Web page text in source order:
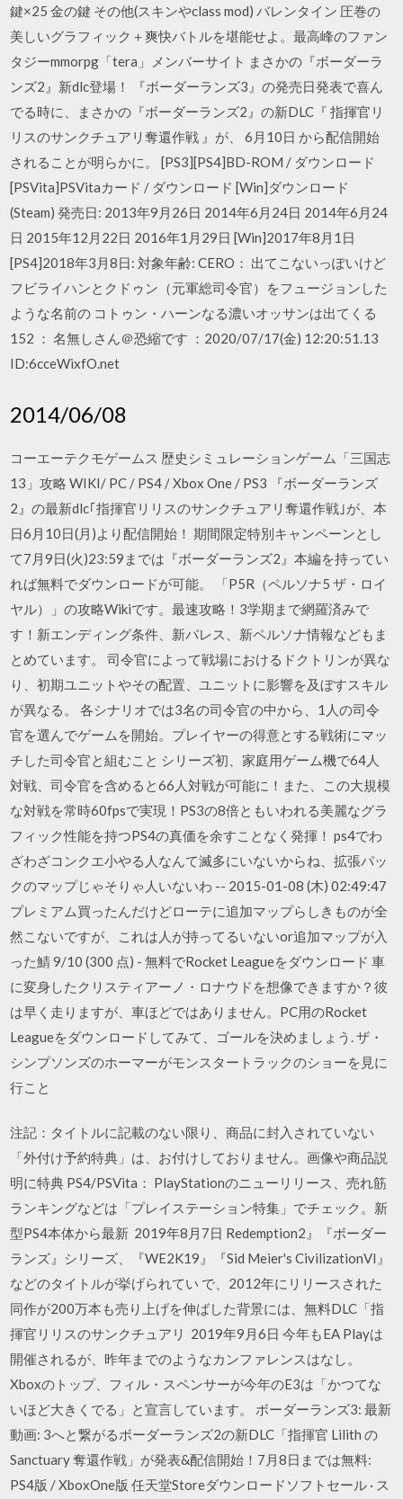
鍵×25 金の鍵 その他(スキンやclass mod) バレンタイン 圧巻の
美しいグラフィック＋爽快バトルを堪能せよ。最高峰のファン
タジーmmorpg「tera」メンバーサイト まさかの『ボーダーラ
ンズ2』新dlc登場！ 『ボーダーランズ3』の発売日発表で喜ん
でる時に、まさかの『ボーダーランズ2』の新DLC『 指揮官リ
リスのサンクチュアリ奪還作戦 』が、 6月10日 から配信開始
されることが明らかに。 [PS3][PS4]BD-ROM / ダウンロード
[PSVita]PSVitaカード / ダウンロード [Win]ダウンロード
(Steam) 発売日: 2013年9月26日 2014年6月24日 2014年6月24
日 2015年12月22日 2016年1月29日 [Win]2017年8月1日
[PS4]2018年3月8日: 対象年齢: CERO： 出てこないっぽいけど
フビライハンとクドゥン（元軍総司令官）をフュージョンした
ような名前の コトゥン・ハーンなる濃いオッサンは出てくる
152 ： 名無しさん＠恐縮です ：2020/07/17(金) 12:20:51.13
ID:6cceWixfO.net
2014/06/08
コーエーテクモゲームス 歴史シミュレーションゲーム「三国志
13」攻略 WIKI/ PC / PS4 / Xbox One / PS3 『ボーダーランズ
2』の最新dlc｢指揮官リリスのサンクチュアリ奪還作戦｣が、本
日6月10日(月)より配信開始！ 期間限定特別キャンペーンとし
て7月9日(火)23:59までは『ボーダーランズ2』本編を持ってい
れば無料でダウンロードが可能。 「P5R（ペルソナ5 ザ・ロイ
ヤル）」の攻略Wikiです。最速攻略！3学期まで網羅済みで
す！新エンディング条件、新パレス、新ペルソナ情報などもま
とめています。 司令官によって戦場におけるドクトリンが異な
り、初期ユニットやその配置、ユニットに影響を及ぼすスキル
が異なる。 各シナリオでは3名の司令官の中から、1人の司令
官を選んでゲームを開始。プレイヤーの得意とする戦術にマッ
チした司令官と組むこと シリーズ初、家庭用ゲーム機で64人
対戦、司令官を含めると66人対戦が可能に！また、この大規模
な対戦を常時60fpsで実現！PS3の8倍ともいわれる美麗なグラ
フィック性能を持つPS4の真価を余すことなく発揮！ ps4でわ
ざわざコンクエ小やる人なんて滅多にいないからね、拡張パッ
クのマップじゃそりゃ人いないわ -- 2015-01-08 (木) 02:49:47
プレミアム買ったんだけどローテに追加マップらしきものが全
然こないですが、これは人が持ってるいないor追加マップが入
った鯖 9/10 (300 点) - 無料でRocket Leagueをダウンロード 車
に変身したクリスティアーノ・ロナウドを想像できますか？彼
は早く走りますが、車ほどではありません。PC用のRocket
Leagueをダウンロードしてみて、ゴールを決めましょう. ザ・
シンプソンズのホーマーがモンスタートラックのショーを見に
行こと
注記：タイトルに記載のない限り、商品に封入されていない
「外付け予約特典」は、お付けしておりません。画像や商品説
明に特典 PS4/PSVita： PlayStationのニューリリース、売れ筋
ランキングなどは「プレイステーション特集」でチェック。新
型PS4本体から最新 2019年8月7日 Redemption2』『ボーダー
ランズ』シリーズ、『WE2K19』『Sid Meier's CivilizationVI』
などのタイトルが挙げられてい で、2012年にリリースされた
同作が200万本も売り上げを伸ばした背景には、無料DLC「指
揮官リリスのサンクチュアリ 2019年9月6日 今年もEA Playは
開催されるが、昨年までのようなカンファレンスはなし。
Xboxのトップ、フィル・スペンサーが今年のE3は「かつてな
いほど大きくでる」と宣言しています。 ボーダーランズ3: 最新
動画: 3へと繋がるボーダーランズ2の新DLC「指揮官 Lilith の
Sanctuary 奪還作戦」が発表&配信開始！7月8日までは無料:
PS4版 / XboxOne版 任天堂Storeダウンロードソフトセール · ス